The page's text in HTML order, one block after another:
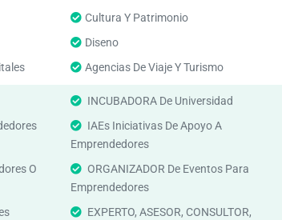
Cultura Y Patrimonio
Diseno
Agencias De Viaje Y Turismo
INCUBADORA De Universidad
IAEs Iniciativas De Apoyo A
Emprendedores
O
ORGANIZADOR De Eventos Para
Emprendedores
EXPERTO, ASESOR, CONSULTOR,